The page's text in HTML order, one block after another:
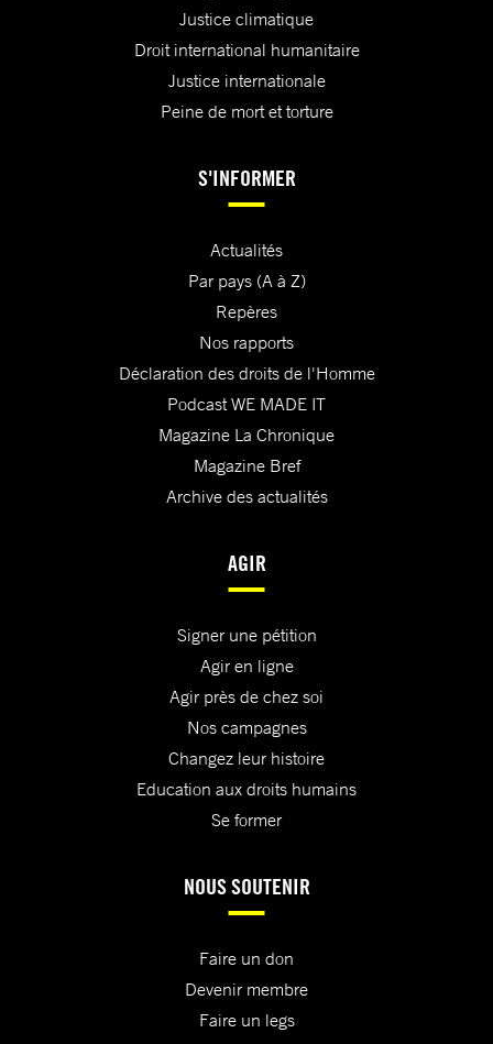
Justice climatique
Droit international humanitaire
Justice internationale
Peine de mort et torture
S'INFORMER
Actualités
Par pays (A à Z)
Repères
Nos rapports
Déclaration des droits de l'Homme
Podcast WE MADE IT
Magazine La Chronique
Magazine Bref
Archive des actualités
AGIR
Signer une pétition
Agir en ligne
Agir près de chez soi
Nos campagnes
Changez leur histoire
Education aux droits humains
Se former
NOUS SOUTENIR
Faire un don
Devenir membre
Faire un legs